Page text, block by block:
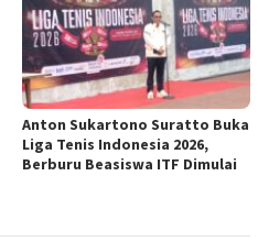
Anton Sukartono Suratto Buka
Liga Tenis Indonesia 2026,
Berburu Beasiswa ITF Dimulai